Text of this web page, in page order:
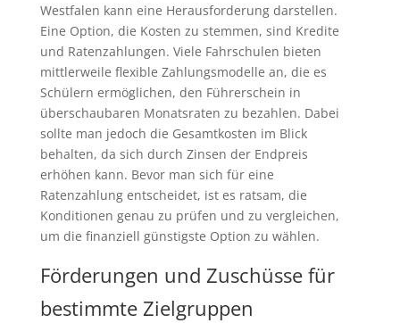
Westfalen kann eine Herausforderung darstellen.
Eine Option, die Kosten zu stemmen, sind Kredite
und Ratenzahlungen. Viele Fahrschulen bieten
mittlerweile flexible Zahlungsmodelle an, die es
Schülern ermöglichen, den Führerschein in
überschaubaren Monatsraten zu bezahlen. Dabei
sollte man jedoch die Gesamtkosten im Blick
behalten, da sich durch Zinsen der Endpreis
erhöhen kann. Bevor man sich für eine
Ratenzahlung entscheidet, ist es ratsam, die
Konditionen genau zu prüfen und zu vergleichen,
um die finanziell günstigste Option zu wählen.
Förderungen und Zuschüsse für
bestimmte Zielgruppen